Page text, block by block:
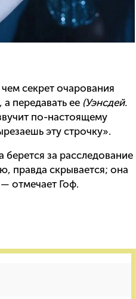
секрет очарования
передавать ее (Уэнсдей.
по-настоящему
эту строчку».
за расследование
правда скрывается; она
отмечает Гоф.